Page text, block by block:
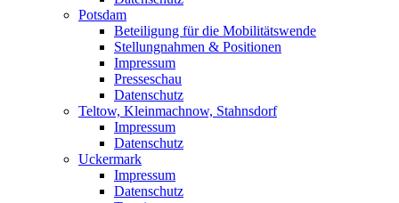
Potsdam
Beteiligung für die Mobilitätswende
Stellungnahmen & Positionen
Impressum
Presseschau
Datenschutz
Teltow, Kleinmachnow, Stahnsdorf
Impressum
Datenschutz
Uckermark
Impressum
Datenschutz